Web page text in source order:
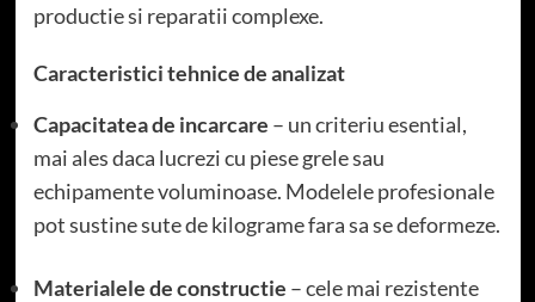
productie si reparatii complexe.
Caracteristici tehnice de analizat
Capacitatea de incarcare – un criteriu esential,
mai ales daca lucrezi cu piese grele sau
echipamente voluminoase. Modelele profesionale
pot sustine sute de kilograme fara sa se deformeze.
Materialele de constructie – cele mai rezistente